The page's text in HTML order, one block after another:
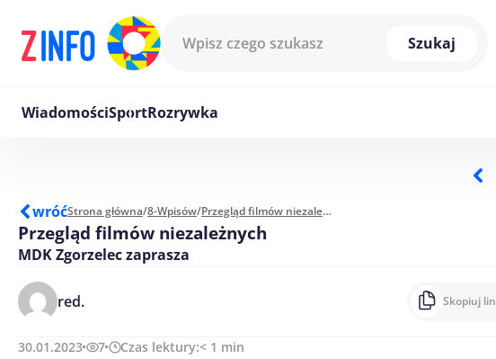
Szukaj
WiadomościSportRozrywka
wróćStrona główna/8-Wpisów/ Przegląd filmów niezależnych
Przegląd filmów niezależnych
MDK Zgorzelec zaprasza
red. Skopiuj
30.01.2023 7 Czas lektury:< 1 min